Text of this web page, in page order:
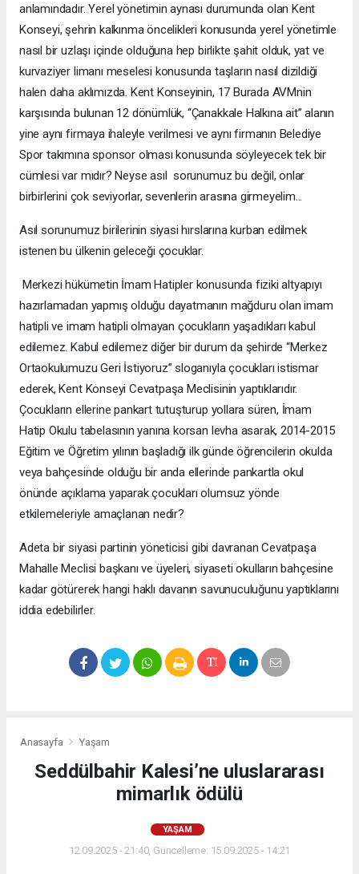
anlamındadır. Yerel yönetimin aynası durumunda olan Kent
Konseyi, şehrin kalkınma öncelikleri konusunda yerel yönetimle
nasıl bir uzlaşı içinde olduğuna hep birlikte şahit olduk, yat ve
kurvaziyer limanı meselesi konusunda taşların nasıl dizildiği
halen daha aklımızda. Kent Konseyinin, 17 Burada AVMnin
karşısında bulunan 12 dönümlük, “Çanakkale Halkına ait” alanın
yine aynı firmaya ihaleyle verilmesi ve aynı firmanın Belediye
Spor takımına sponsor olması konusunda söyleyecek tek bir
cümlesi var mıdır? Neyse asıl sorunumuz bu değil, onlar
birbirlerini çok seviyorlar, sevenlerin arasına girmeyelim...
Asıl sorunumuz birilerinin siyasi hırslarına kurban edilmek
istenen bu ülkenin geleceği çocuklar.
Merkezi hükümetin İmam Hatipler konusunda fiziki altyapıyı
hazırlamadan yapmış olduğu dayatmanın mağduru olan imam
hatipli ve imam hatipli olmayan çocukların yaşadıkları kabul
edilemez. Kabul edilemez diğer bir durum da şehirde “Merkez
Ortaokulumuzu Geri İstiyoruz” sloganıyla çocukları istismar
ederek, Kent Konseyi Cevatpaşa Meclisinin yaptıklarıdır.
Çocukların ellerine pankart tutuşturup yollara süren, İmam
Hatip Okulu tabelasının yanına korsan levha asarak, 2014-2015
Eğitim ve Öğretim yılının başladığı ilk günde öğrencilerin okulda
veya bahçesinde olduğu bir anda ellerinde pankartla okul
önünde açıklama yaparak çocukları olumsuz yönde
etkilemeleriyle amaçlanan nedir?
Adeta bir siyasi partinin yöneticisi gibi davranan Cevatpaşa
Mahalle Meclisi başkanı ve üyeleri, siyaseti okulların bahçesine
kadar götürerek hangi haklı davanın savunuculuğunu yaptıklarını
iddia edebilirler.
Anasayfa Yaşam
Seddülbahir Kalesi’ne uluslararası
mimarlık ödülü
YAŞAM
12.09.2025 - 21:40, Güncelleme: 15.09.2025 - 14:21